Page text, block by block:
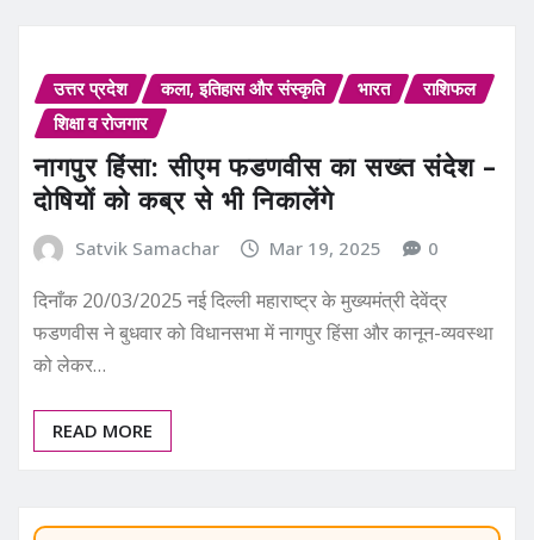
उत्तर प्रदेश कला, इतिहास और संस्कृति भारत
राशिफल
शिक्षा व रोजगार
नागपुर हिंसा: सीएम फडणवीस का सख्त संदेश –
दोषियों को कब्र से भी निकालेंगे
Satvik Samachar Mar 19, 2025 0
दिनाँक 20/03/2025 नई दिल्ली महाराष्ट्र के मुख्यमंत्री देवेंद्र
फडणवीस ने बुधवार को विधानसभा में नागपुर हिंसा और कानून-व्यवस्था
को लेकर…
READ MORE